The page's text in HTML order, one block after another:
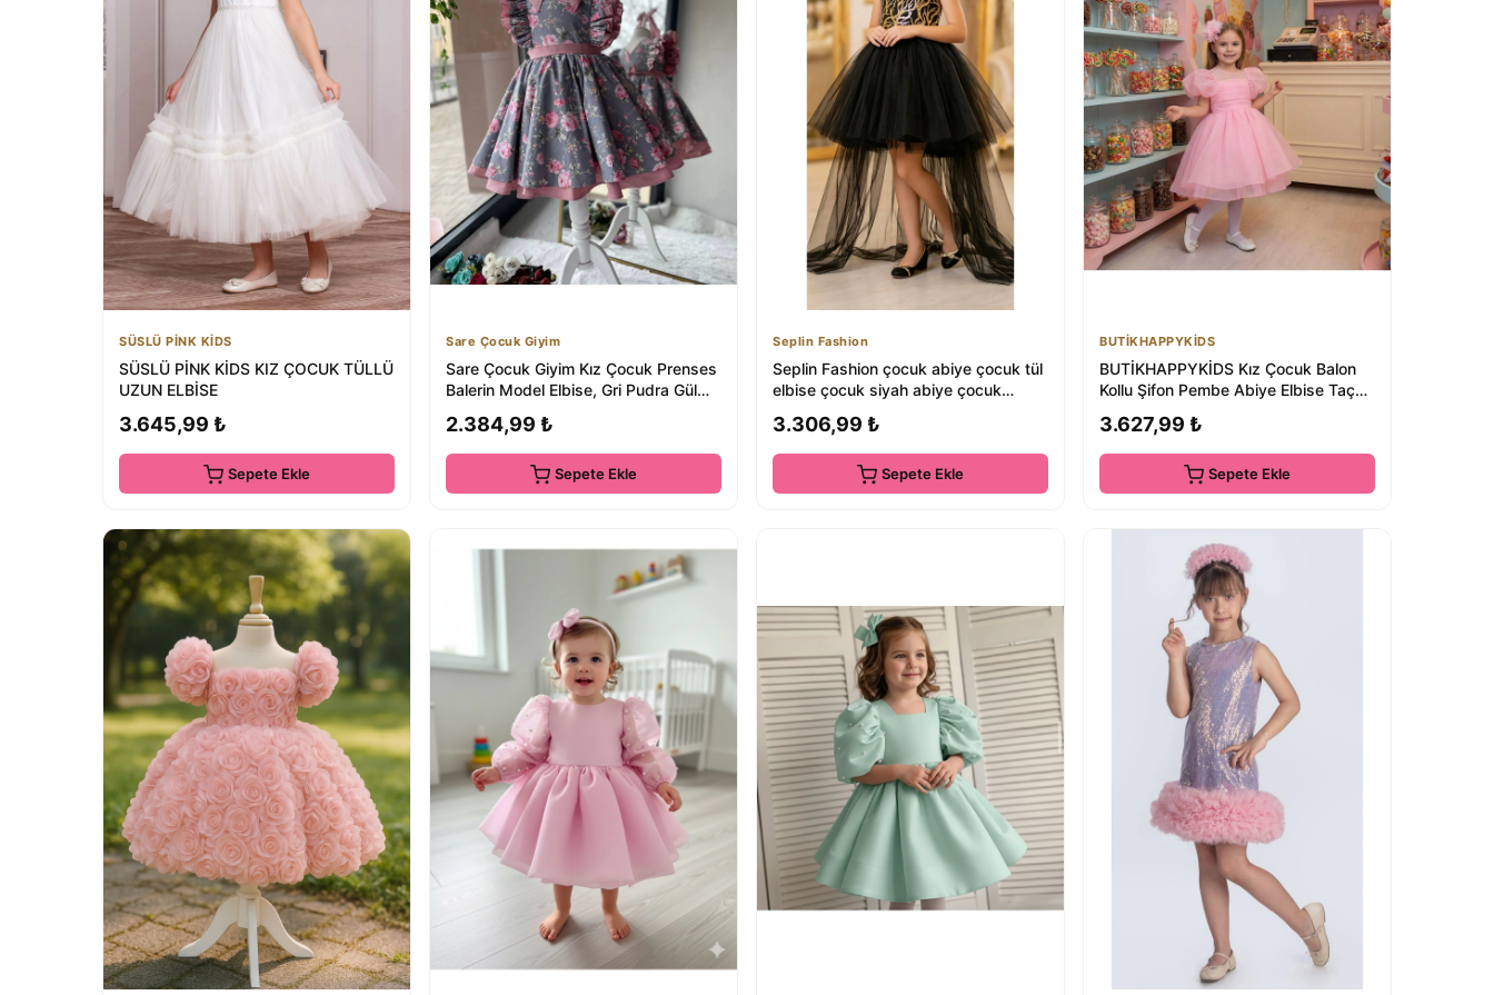
SÜSLÜ PİNK KİDS
SÜSLÜ PİNK KİDS KIZ ÇOCUK TÜLLÜ
UZUN ELBİSE
3.645,99 ₺
Sepete Ekle
Sare Çocuk Giyim
Sare Çocuk Giyim Kız Çocuk Prenses
Balerin Model Elbise, Gri Pudra Gül
2.384,99 ₺
Sepete Ekle
Seplin Fashion
Seplin Fashion çocuk abiye çocuk tül
elbise çocuk siyah abiye çocuk
3.306,99 ₺
Sepete Ekle
BUTİKHAPPYKİDS
BUTİKHAPPYKİDS Kız Çocuk Balon
Kollu Şifon Pembe Abiye Elbise Taç
3.627,99 ₺
Sepete Ekle